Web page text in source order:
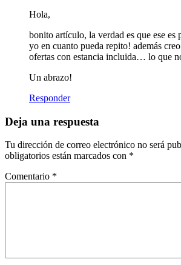
Hola,
bonito artículo, la verdad es que ese es
yo en cuanto pueda repito! además
ofertas con estancia incluida… lo que
Un abrazo!
Responder
Deja una respuesta
Tu dirección de correo electrónico no será
obligatorios están marcados con *
Comentario *